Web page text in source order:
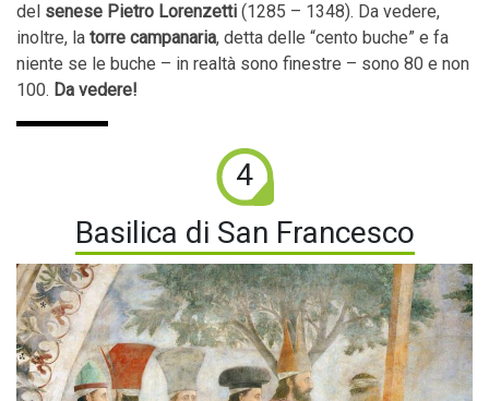
del senese Pietro Lorenzetti (1285 – 1348). Da vedere,
inoltre, la torre campanaria, detta delle “cento buche” e fa
niente se le buche – in realtà sono finestre – sono 80 e non
100. Da vedere!
4
Basilica di San Francesco